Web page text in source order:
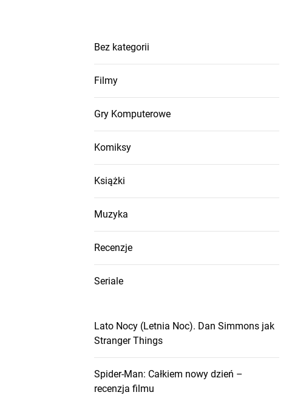
Bez kategorii
Filmy
Gry Komputerowe
Komiksy
Książki
Muzyka
Recenzje
Seriale
Lato Nocy (Letnia Noc). Dan Simmons jak
Stranger Things
Spider-Man: Całkiem nowy dzień –
recenzja filmu